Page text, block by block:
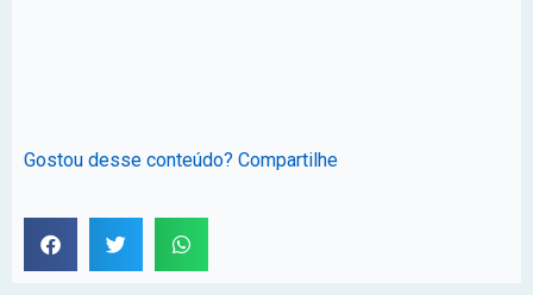
Gostou desse conteúdo? Compartilhe